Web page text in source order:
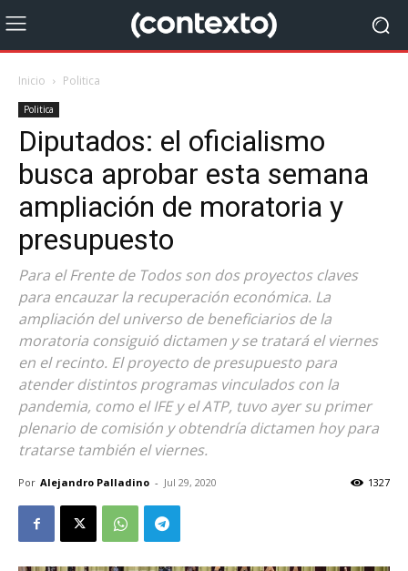
Inicio Politica
Politica
Diputados: el oficialismo
busca aprobar esta semana
ampliación de moratoria y
presupuesto
Para el Frente de Todos son dos proyectos claves
para encauzar la recuperación económica. La
ampliación del universo de beneficiarios de la
moratoria consiguió dictamen y se tratará el viernes
en el recinto. El proyecto de presupuesto para
atender distintos programas vinculados con la
pandemia, como el IFE y el ATP, tuvo ayer su primer
plenario de comisión y obtendría dictamen hoy para
tratarse también el viernes.
Por Alejandro Palladino - Jul 29, 2020 1327